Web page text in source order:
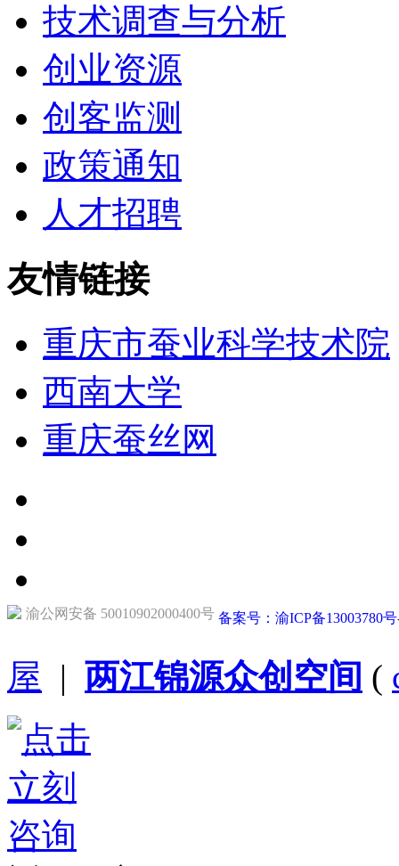
技术调查与分析
创业资源
创客监测
政策通知
人才招聘
友情链接
重庆市蚕业科学技术院
西南大学
重庆蚕丝网
渝公网安备 50010902000400号 备案号：渝ICP备13003780
屋 | 两江锦源众创空间 (